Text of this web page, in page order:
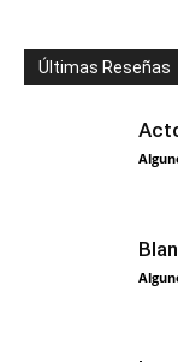
Últimas Reseñas